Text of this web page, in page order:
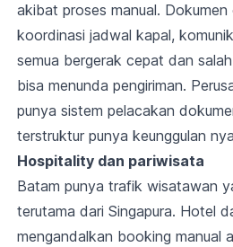
akibat proses manual. Dokumen
koordinasi jadwal kapal,
semua bergerak cepat dan
bisa menunda pengiriman.
punya sistem pelacakan
terstruktur punya keunggulan
Hospitality dan pariwisata
Batam punya trafik wisatawan
terutama dari Singapura. Hotel
mengandalkan booking manual